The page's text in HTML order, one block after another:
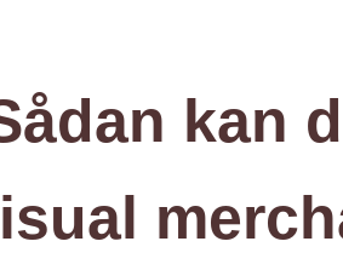
kan